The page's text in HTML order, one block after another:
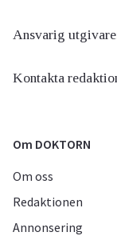
Ansvarig
Kontakta
Om DOKTORN
Om oss
Redaktionen
Annonsering